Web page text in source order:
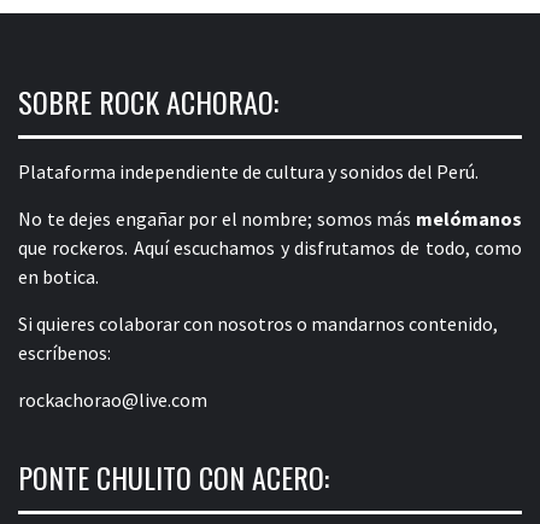
SOBRE ROCK ACHORAO:
Plataforma independiente de cultura y sonidos del Perú.
No te dejes engañar por el nombre; somos más melómanos
que rockeros. Aquí escuchamos y disfrutamos de todo, como
en botica.
Si quieres colaborar con nosotros o mandarnos contenido,
escríbenos:
rockachorao@live.com
PONTE CHULITO CON ACERO: